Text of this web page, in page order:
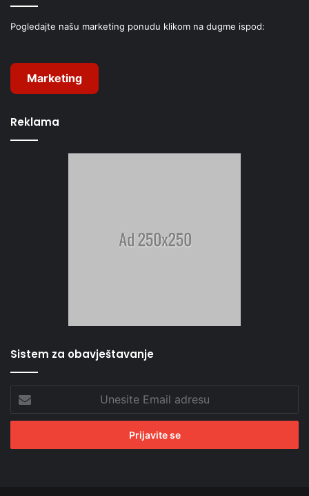
Pogledajte našu marketing ponudu klikom na dugme ispod:
Marketing
Reklama
Sistem za obavještavanje
Unesite
Email
adresu